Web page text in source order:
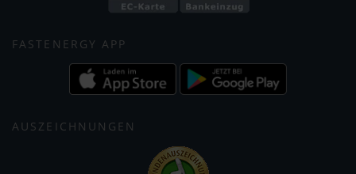
FASTENERGY APP
AUSZEICHNUNGEN